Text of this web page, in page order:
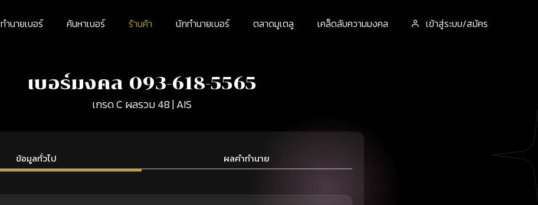
ทำนายเบอร์ ค้นหาเบอร์ ร้านค้า นักทำนายเบอร์ ตลาดมูเตลู เคล็ดลับความมงคล เข้าสู่ระบบ/สมัคร
เบอร์มงคล 093-618-5565
เกรด C ผลรวม 48 | AIS
ข้อมูลทั่วไป ผลคำทำนาย